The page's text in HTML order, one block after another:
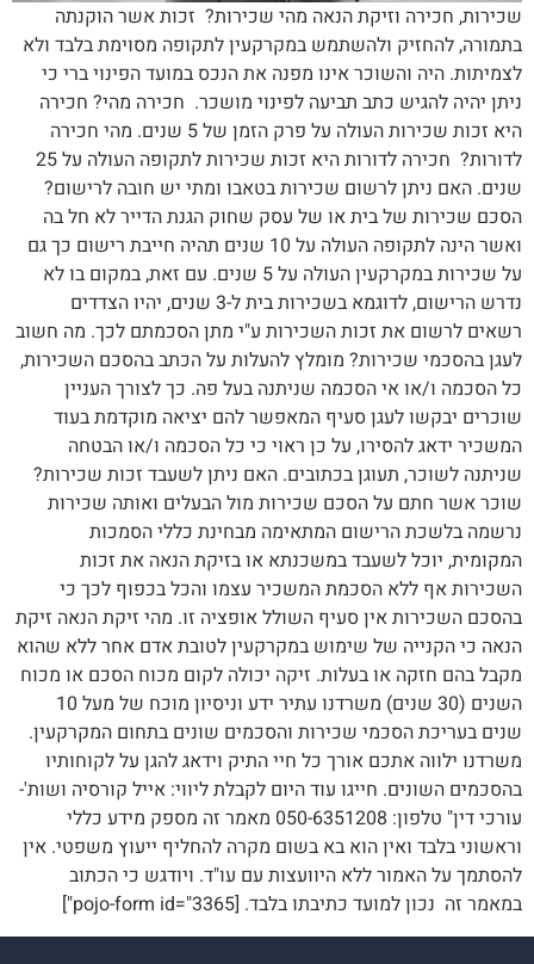
שכירות, חכירה וזיקת הנאה מהי שכירות? זכות אשר הוקנתה
בתמורה, להחזיק ולהשתמש במקרקעין לתקופה מסוימת בלבד ולא
לצמיתות. היה והשוכר אינו מפנה את הנכס במועד הפינוי ברי כי
ניתן יהיה להגיש כתב תביעה לפינוי מושכר. חכירה מהי? חכירה
היא זכות שכירות העולה על פרק הזמן של 5 שנים. מהי חכירה
לדורות? חכירה לדורות היא זכות שכירות לתקופה העולה על 25
שנים. האם ניתן לרשום שכירות בטאבו ומתי יש חובה לרישום?
הסכם שכירות של בית או של עסק שחוק הגנת הדייר לא חל בה
ואשר הינה לתקופה העולה על 10 שנים תהיה חייבת רישום כך גם
על שכירות במקרקעין העולה על 5 שנים. עם זאת, במקום בו לא
נדרש הרישום, לדוגמא בשכירות בית ל-3 שנים, יהיו הצדדים
רשאים לרשום את זכות השכירות ע"י מתן הסכמתם לכך. מה חשוב
לעגן בהסכמי שכירות? מומלץ להעלות על הכתב בהסכם השכירות,
כל הסכמה ו/או אי הסכמה שניתנה בעל פה. כך לצורך העניין
שוכרים יבקשו לעגן סעיף המאפשר להם יציאה מוקדמת בעוד
המשכיר ידאג להסירו, על כן ראוי כי כל הסכמה ו/או הבטחה
שניתנה לשוכר, תעוגן בכתובים. האם ניתן לשעבד זכות שכירות?
שוכר אשר חתם על הסכם שכירות מול הבעלים ואותה שכירות
נרשמה בלשכת הרישום המתאימה מבחינת כללי הסמכות
המקומית, יוכל לשעבד במשכנתא או בזיקת הנאה את זכות
השכירות אף ללא הסכמת המשכיר עצמו והכל בכפוף לכך כי
בהסכם השכירות אין סעיף השולל אופציה זו. מהי זיקת הנאה זיקת
הנאה כי הקנייה של שימוש במקרקעין לטובת אדם אחר ללא שהוא
מקבל בהם חזקה או בעלות. זיקה יכולה לקום מכוח הסכם או מכוח
השנים (30 שנים) משרדנו עתיר ידע וניסיון מוכח של מעל 10
שנים בעריכת הסכמי שכירות והסכמים שונים בתחום המקרקעין.
משרדנו ילווה אתכם אורך כל חיי התיק וידאג להגן על לקוחותיו
בהסכמים השונים. חייגו עוד היום לקבלת ליווי: אייל קורסיה ושות'-
עורכי דין" טלפון: 050-6351208 מאמר זה מספק מידע כללי
וראשוני בלבד ואין הוא בא בשום מקרה להחליף ייעוץ משפטי. אין
להסתמך על האמור ללא היוועצות עם עו"ד. ויודגש כי הכתוב
במאמר זה נכון למועד כתיבתו בלבד. [pojo-form id="3365"]